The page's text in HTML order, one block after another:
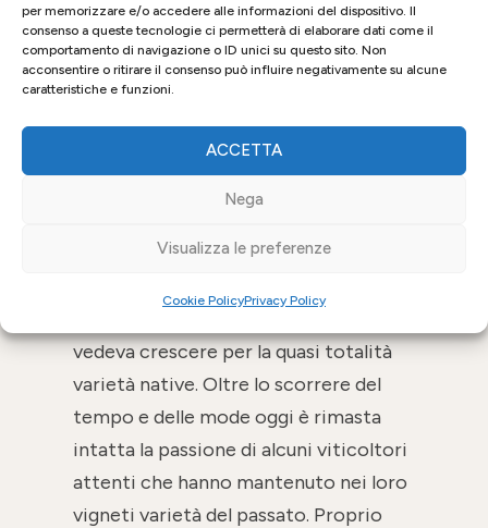
per memorizzare e/o accedere alle informazioni del dispositivo. Il
consenso a queste tecnologie ci permetterà di elaborare dati come il
comportamento di navigazione o ID unici su questo sito. Non
acconsentire o ritirare il consenso può influire negativamente su alcune
caratteristiche e funzioni.
ACCETTA
Nega
Visualizza le preferenze
Cookie PolicyPrivacy Policy
Significative e importanti sono le
iniziative che, da alcuni anni, hanno
portato la Valsugana all’avanguardia del
settore agricolo.
Tra esse va ricordata la reintroduzione
nella viticoltura produttiva della
scelta importante, che rispetta e
vedeva crescere per la quasi totalità
varietà native. Oltre lo scorrere del
tempo e delle mode oggi è rimasta
intatta la passione di alcuni viticoltori
attenti che hanno mantenuto nei loro
vigneti varietà del passato. Proprio